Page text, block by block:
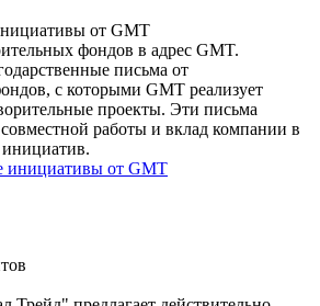
от GMT
фондов в адрес GMT.
письма от
с которыми GMT реализует
проекты. Эти письма
работы и вклад компании в